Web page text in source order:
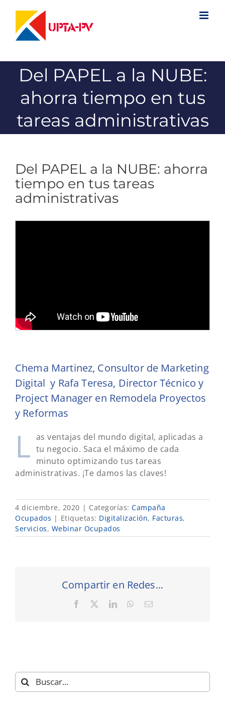
contenido
Del PAPEL a la NUBE:
ahorra tiempo en tus
tareas administrativas
Del PAPEL a la NUBE: ahorra
tiempo en tus tareas
administrativas
Chema Martinez, Consultor de Marketing
Digital y Rafa Teresa, Director Técnico y
Project Manager en Remodela Proyectos
y Reformas
L as ventajas del mundo digital, aplicadas a
tu negocio. Saca el máximo de cada
minuto optimizando tus tareas
administrativas. ¡Te damos las claves!
4 diciembre, 2020 | Categorías: Campaña
Ocupados | Etiquetas: Digitalización, Facturas,
Servicios, Webinar Ocupados
Compartir en Redes...
Facebook LinkedInWhatsApp
Correo
Buscar: